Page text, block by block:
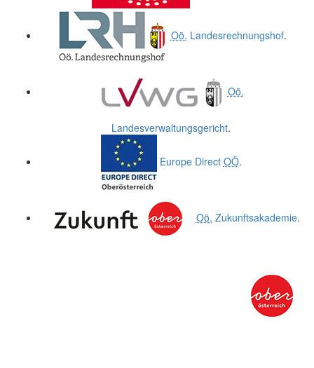
Oö. Landesrechnungshof.
Oö.
Landesverwaltungsgericht.
Europe Direct OÖ.
Oö. Zukunftsakademie.